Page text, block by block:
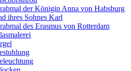
der Königin Anna von Habsburg
ihres Sohnes Karl
des Erasmus von Rotterdam